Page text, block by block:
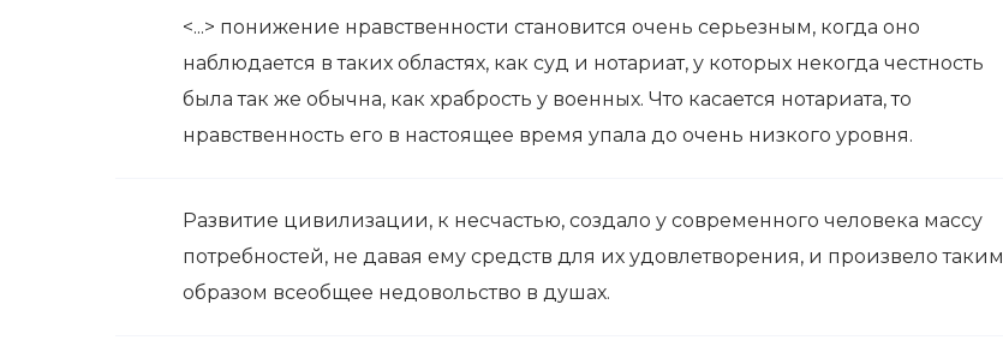
<...> понижение нравственности становится очень серьезным, когда оно
наблюдается в таких областях, как суд и нотариат, у которых некогда честность
была так же обычна, как храбрость у военных. Что касается нотариата, то
нравственность его в настоящее время упала до очень низкого уровня.
Развитие цивилизации, к несчастью, создало у современного человека массу
потребностей, не давая ему средств для их удовлетворения, и произвело таким
образом всеобщее недовольство в душах.